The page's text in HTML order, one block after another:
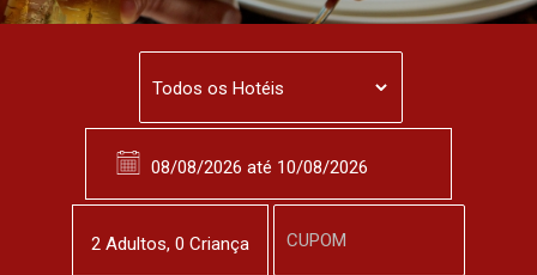
2 Adultos, 0 Criança